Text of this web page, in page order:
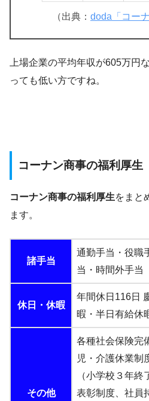
（出典： doda「コー
上場企業の平均年収が605万円
っても低い方ですね。
コーナン商事の福利厚生
コーナン商事の福利厚生をまと
ます。
諸手当
通勤手当・役職
当・時間外手
休日・休暇
年間休日116日
暇・半日有給
その他
各種社会保険完
児・介護休業制
（小学校３年
表彰制度、社員